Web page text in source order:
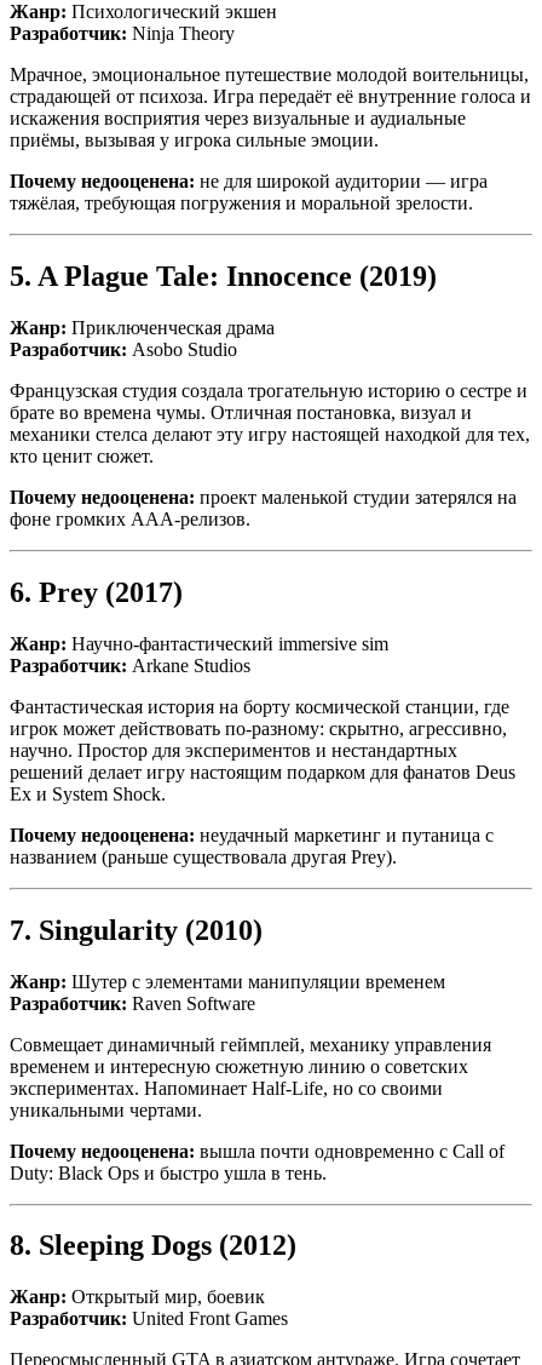
Жанр: Психологический экшен
Разработчик: Ninja Theory
Мрачное, эмоциональное путешествие молодой воительницы,
страдающей от психоза. Игра передаёт её внутренние голоса и
искажения восприятия через визуальные и аудиальные
приёмы, вызывая у игрока сильные эмоции.
Почему недооценена: не для широкой аудитории — игра
тяжёлая, требующая погружения и моральной зрелости.
5. A Plague Tale: Innocence (2019)
Жанр: Приключенческая драма
Разработчик: Asobo Studio
Французская студия создала трогательную историю о сестре и
брате во времена чумы. Отличная постановка, визуал и
механики стелса делают эту игру настоящей находкой для тех,
кто ценит сюжет.
Почему недооценена: проект маленькой студии затерялся на
фоне громких ААА-релизов.
6. Prey (2017)
Жанр: Научно-фантастический immersive sim
Разработчик: Arkane Studios
Фантастическая история на борту космической станции, где
игрок может действовать по-разному: скрытно, агрессивно,
научно. Простор для экспериментов и нестандартных
решений делает игру настоящим подарком для фанатов Deus
Ex и System Shock.
Почему недооценена: неудачный маркетинг и путаница с
названием (раньше существовала другая Prey).
7. Singularity (2010)
Жанр: Шутер с элементами манипуляции временем
Разработчик: Raven Software
Совмещает динамичный геймплей, механику управления
временем и интересную сюжетную линию о советских
экспериментах. Напоминает Half-Life, но со своими
уникальными чертами.
Почему недооценена: вышла почти одновременно с Call of
Duty: Black Ops и быстро ушла в тень.
8. Sleeping Dogs (2012)
Жанр: Открытый мир, боевик
Разработчик: United Front Games
Переосмысленный GTA в азиатском антураже. Игра сочетает